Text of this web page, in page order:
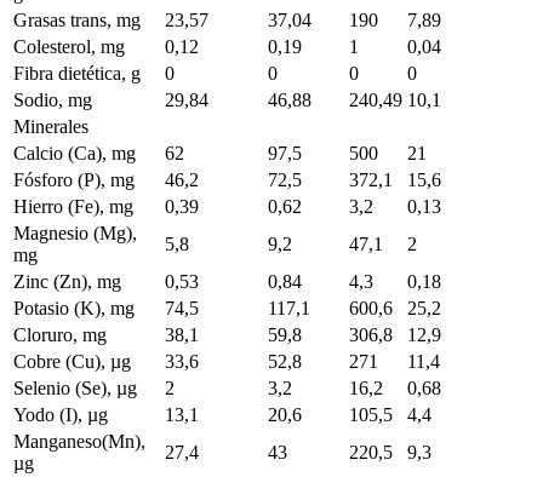
Grasas trans, mg 23,57 37,04 190
7,89
Colesterol, mg
0,12 0,19 1
0,04
Fibra dietética, g
0 0 0
0
Sodio, mg
29,84 46,88 240,49 10,1
Minerales
Calcio (Ca), mg
62 97,5 500
21
Fósforo (P), mg
46,2 72,5 372,1
15,6
Hierro (Fe), mg
0,39 0,62 3,2
0,13
Magnesio (Mg),
mg
5,8 9,2 47,1
2
Zinc (Zn), mg
0,53 0,84 4,3
0,18
Potasio (K), mg
74,5 117,1 600,6
25,2
Cloruro, mg
38,1 59,8 306,8
12,9
Cobre (Cu), µg
33,6 52,8 271
11,4
Selenio (Se), µg
2 3,2 16,2
0,68
Yodo (I), µg
13,1 20,6 105,5
4,4
Manganeso(Mn),
µg
27,4 43 220,5
9,3